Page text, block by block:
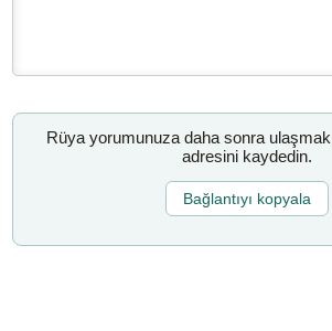
Rüya yorumunuza daha sonra
adresini kaydedin.
Bağlantıyı kopyala